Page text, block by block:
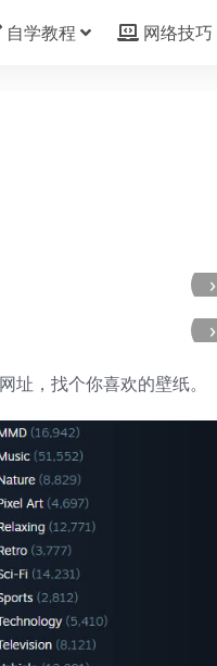
自学教程 网络技巧
›
›
址，找个你喜欢的壁纸。